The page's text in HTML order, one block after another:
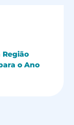
Região
o Ano